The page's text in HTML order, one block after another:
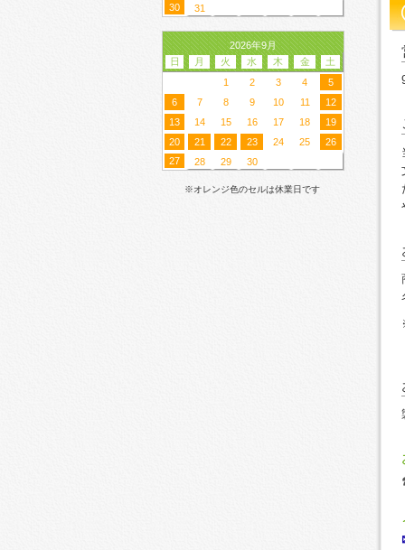
30
31
2026年9月
日
月 火 水 木 金
土
1
2 3 4
5
6
7 8 9 10 11
12
13
14 15 16 17 18
19
20
21 22 23 24 25
26
27
28 29 30
※オレンジ色のセルは休業日です